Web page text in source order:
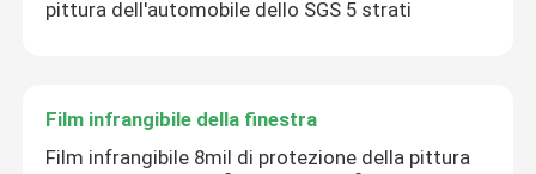
pittura dell'automobile dello SGS 5 strati
Film infrangibile della finestra
Film infrangibile 8mil di protezione della pittura